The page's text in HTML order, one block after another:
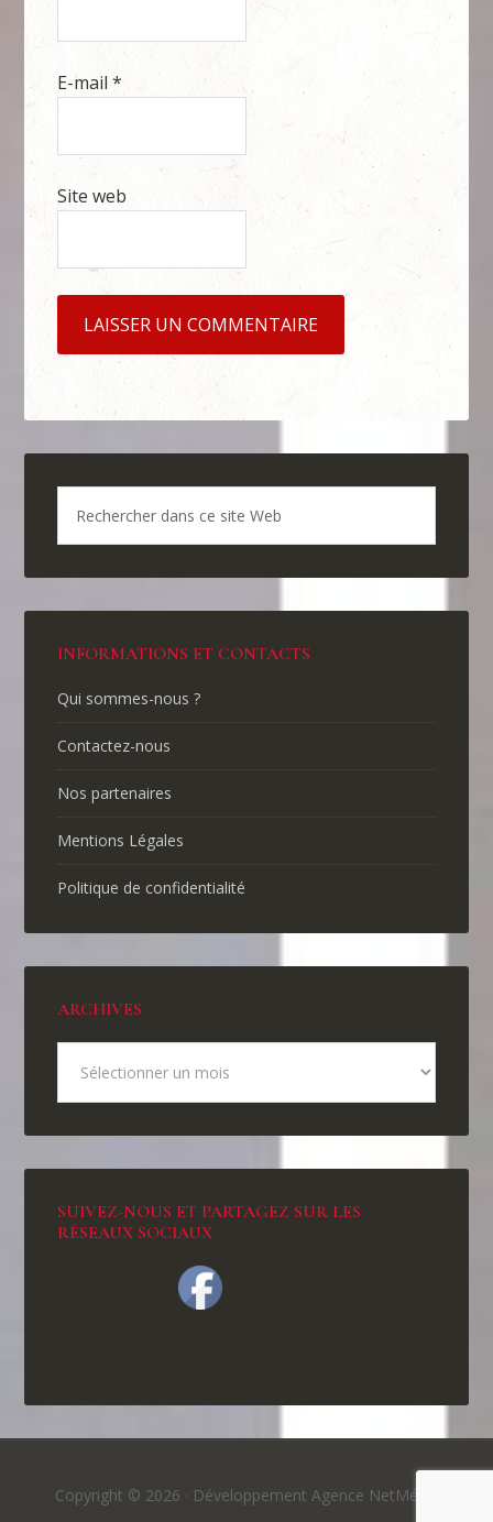
E-mail*
Site web
INFORMATIONS ET CONTACTS
Qui sommes-nous ?
Contactez-nous
Nos partenaires
Mentions Légales
Politique de confidentialité
ARCHIVES
SUIVEZ-NOUS ET PARTAGEZ SUR LES
RÉSEAUX SOCIAUX
Copyright © 2026 · Développement Agence NetMédia